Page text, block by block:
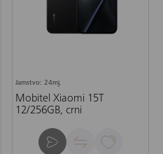
Jamstvo: 24mj.
Mobitel Xiaomi 15T
12/256GB, crni